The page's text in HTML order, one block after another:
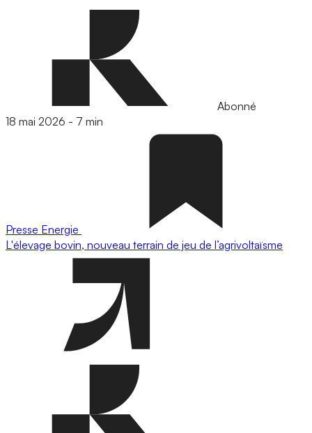
Abonné
18 mai 2026 - 7 min
Presse Energie
L'élevage bovin, nouveau terrain de jeu de l’agrivoltaïsme